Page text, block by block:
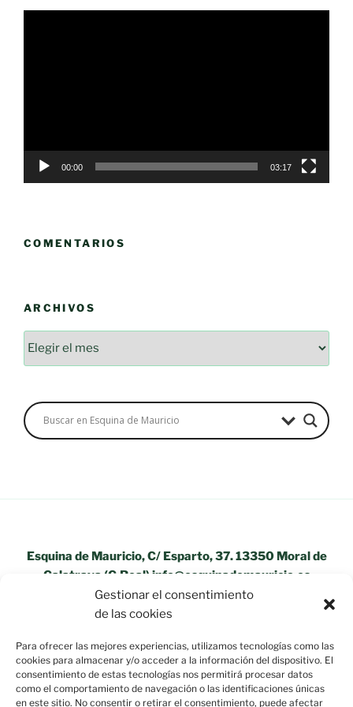
Gestionar el consentimiento
de las cookies
Para ofrecer las mejores experiencias, utilizamos tecnologías como las
cookies para almacenar y/o acceder a la información del dispositivo. El
consentimiento de estas tecnologías nos permitirá procesar datos
como el comportamiento de navegación o las identificaciones únicas
en este sitio. No consentir o retirar el consentimiento, puede afectar
00:00 03:17
COMENTARIOS
ARCHIVOS
Archivos
Esquina de Mauricio, C/ Esparto, 37. 13350 Moral de
Calatrava (C.Real) info@esquinademauricio.es
«Aviso Legal»